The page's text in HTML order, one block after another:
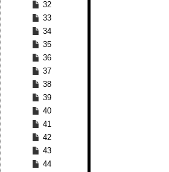
32
33
34
35
36
37
38
39
40
41
42
43
44